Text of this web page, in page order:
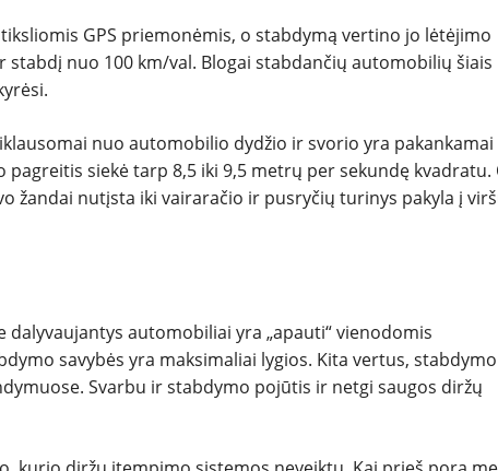
GPS priemonėmis, o stabdymą vertino jo lėtėjimo
stabdį nuo 100 km/val. Blogai stabdančių automobilių šiais
nuo automobilio dydžio ir svorio yra pakankamai
siekė tarp 8,5 iki 9,5 metrų per sekundę kvadratu.
žandai nutįsta iki vairaračio ir pusryčių turinys pakyla į
automobiliai yra „apauti“ vienodomis
savybės yra maksimaliai lygios. Kita vertus, stabdymo
Svarbu ir stabdymo pojūtis ir netgi saugos diržų